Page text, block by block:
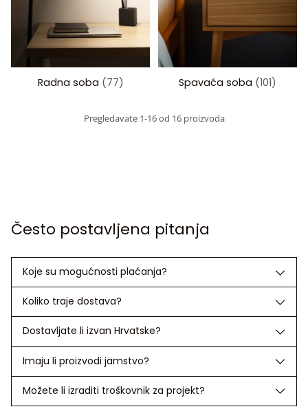
Radna soba (77) Spavaća soba (101)
Pregledavate 1-16 od 16 proizvoda
Često postavljena pitanja
Koje su mogućnosti plaćanja?
Koliko traje dostava?
Dostavljate li izvan Hrvatske?
Imaju li proizvodi jamstvo?
Možete li izraditi troškovnik za projekt?